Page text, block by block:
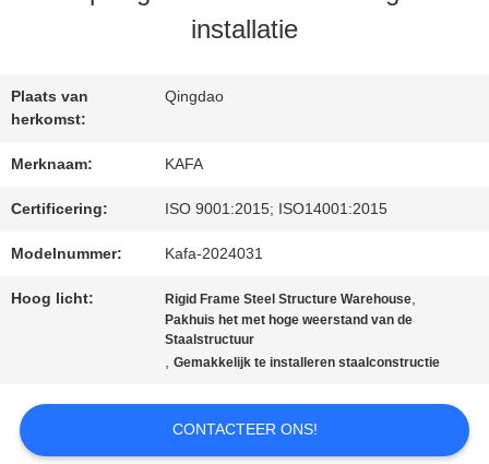
ONS
FABRIEKSTOUR
KWALITEITSCONTROLE
MET
installatie
Plaats van
herkomst:
Qingdao
Merknaam: KAFA
Certificering: ISO 9001:2015; ISO14001:2015
Modelnummer: Kafa-2024031
Hoog licht: Rigid Frame Steel Structure Warehouse,
Pakhuis het met hoge weerstand van de
Staalstructuur
,Gemakkelijk te installeren staalconstructie
CONTACTEER ONS!